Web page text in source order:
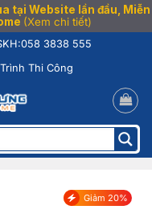
tại Website lần đầu, Miễn
(Xem chi tiết)
058 3838 555
Thi Công
Giảm 20%